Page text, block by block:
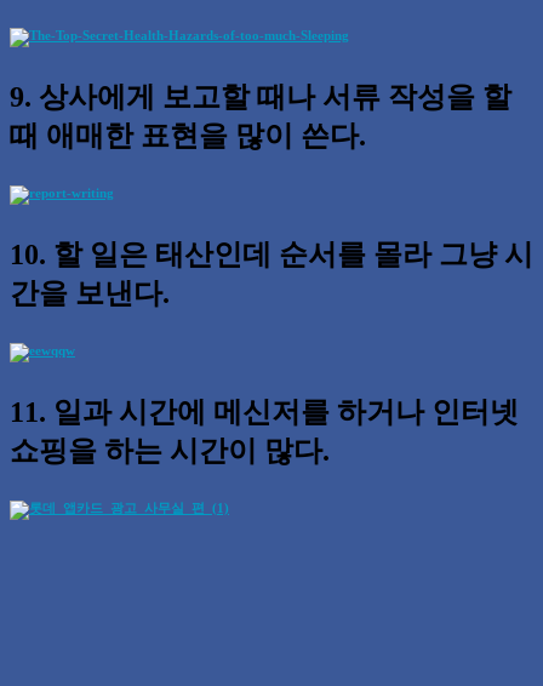
9. 상사에게 보고할 때나 서류 작성을 할
때 애매한 표현을 많이 쓴다.
10. 할 일은 태산인데 순서를 몰라 그냥 시
간을 보낸다.
11. 일과 시간에 메신저를 하거나 인터넷
쇼핑을 하는 시간이 많다.